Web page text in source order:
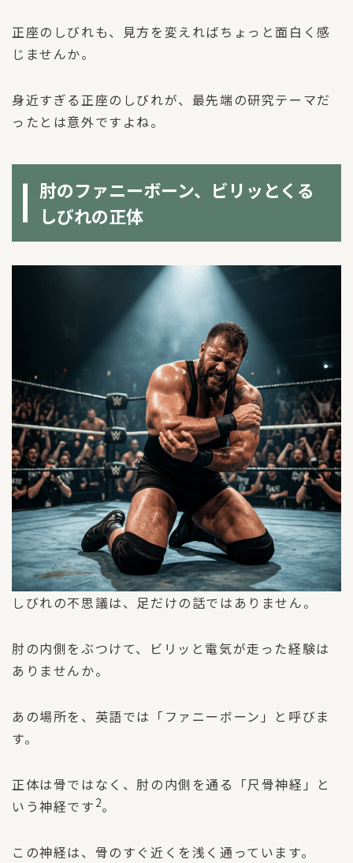
正座のしびれも、見方を変えればちょっと面白く感
じませんか。
身近すぎる正座のしびれが、最先端の研究テーマだ
ったとは意外ですよね。
肘のファニーボーン、ビリッとくる
しびれの正体
しびれの不思議は、足だけの話ではありません。
肘の内側をぶつけて、ビリッと電気が走った経験は
ありませんか。
あの場所を、英語では「ファニーボーン」と呼びま
す。
正体は骨ではなく、肘の内側を通る「尺骨神経」と
いう神経です 2。
この神経は、骨のすぐ近くを浅く通っています。